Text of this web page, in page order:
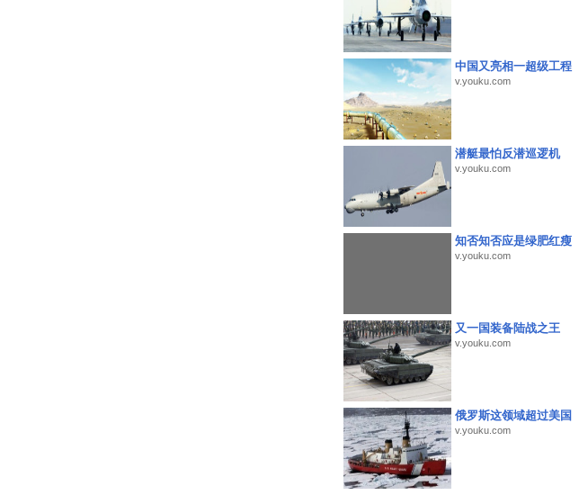
中国又亮相一超级工程
v.youku.com
潜艇最怕反潜巡逻机
v.youku.com
知否知否应是绿肥红瘦
v.youku.com
又一国装备陆战之王
v.youku.com
俄罗斯这领域超过美国
v.youku.com